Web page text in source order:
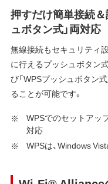
押すだけ簡単接続＆
ュボタン式」両対応
無線接続もセキュリティ
に行えるプッシュボタン
び「WPSプッシュボタン
ることが可能です。
WPSでのセットアッ
対応
WPSは、Windows